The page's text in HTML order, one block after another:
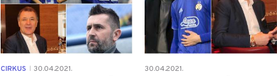
CIRKUS 30.04.2021. 30.04.2021.